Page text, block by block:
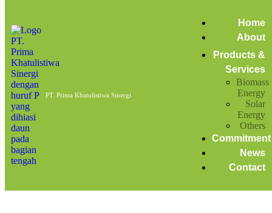
PT. Prima Khatulistiwa Sinergi
Home
About
Products &
Services
Biomass
Energy
Solar
Energy
Others
Commitment
News
Contact
Posts tagged: bahan bakar fosil
Ekspor Cangkang Sawit 5.600 MT
March 19, 2024
by admin